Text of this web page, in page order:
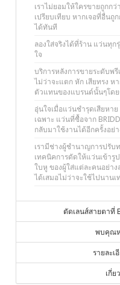
เราไม่ยอมให้ใครขายถูกก
เปรียบเทียบ หากเจอที่อื่นถู
ได้ทันที
ลองใส่จริงได้ที่ร้าน แว่นทุ
ใจ
บริการหลังการขายระดับพ
ไม่ว่าจะแตก หัก เสียทรง ห
ตัวแทนของแบรนด์นั้นๆโด
อุ่นใจเมื่อแว่นชำรุดเสียหา
เฉพาะ แว่นที่ซื้อจาก
กลับมาใช้งานได้อีกครั้งอ
เรามีช่างผู้ชำนาญการปรับ
เทคนิคการดัดให้แว่นเข้า
ใบหู ของผู้ใส่แต่ละคนอย่า
ได้เสมอไม่ว่าจะใช้ไปนานเ
ตัดเลนส์สายตาที่
พบคุณ
รายละเ
เกี่